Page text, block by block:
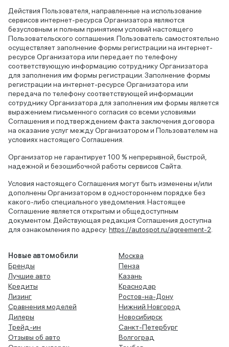
Действия Пользователя, направленные на использование
сервисов интернет-ресурса Организатора являются
безусловным и полным принятием условий настоящего
Пользовательского соглашения. Пользователь самостоятельно
осуществляет заполнение формы регистрации на интернет-
ресурсе Организатора или передает по телефону
соответствующую информацию сотруднику Организатора
для заполнения им формы регистрации. Заполнение формы
регистрации на интернет-ресурсе Организатора или
передача по телефону соответствующей информации
сотруднику Организатора для заполнения им формы является
выражением письменного согласия со всеми условиями
Соглашения и подтверждением факта заключения договора
на оказание услуг между Организатором и Пользователем на
условиях настоящего Соглашения.
Организатор не гарантирует 100 % непрерывной, быстрой,
надежной и безошибочной работы сервисов Сайта.
Условия настоящего Соглашения могут быть изменены и/или
дополнены Организатором в одностороннем порядке без
какого-либо специального уведомления. Настоящее
Соглашение является открытым и общедоступным
документом. Действующая редакция Соглашения доступна
для ознакомления по адресу: https://autospot.ru/agreement-2
Новые автомобили
Бренды
Лучшие авто
Кредиты
Лизинг
Сравнения моделей
Дилеры
Трейд-ин
Отзывы об авто
Москва
Пенза
Казань
Краснодар
Ростов-на-Дону
Нижний Новгород
Новосибирск
Санкт-Петербург
Волгоград